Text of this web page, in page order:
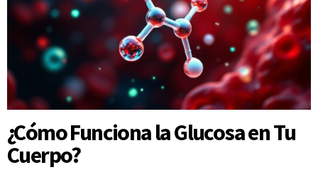
¿Cómo Funciona la Glucosa en Tu
Cuerpo?